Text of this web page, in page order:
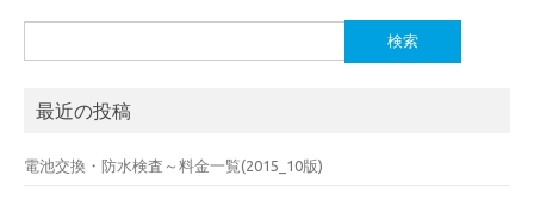
索:
最近の投稿
電池交換・防水検査～料金一覧(2015_10版)